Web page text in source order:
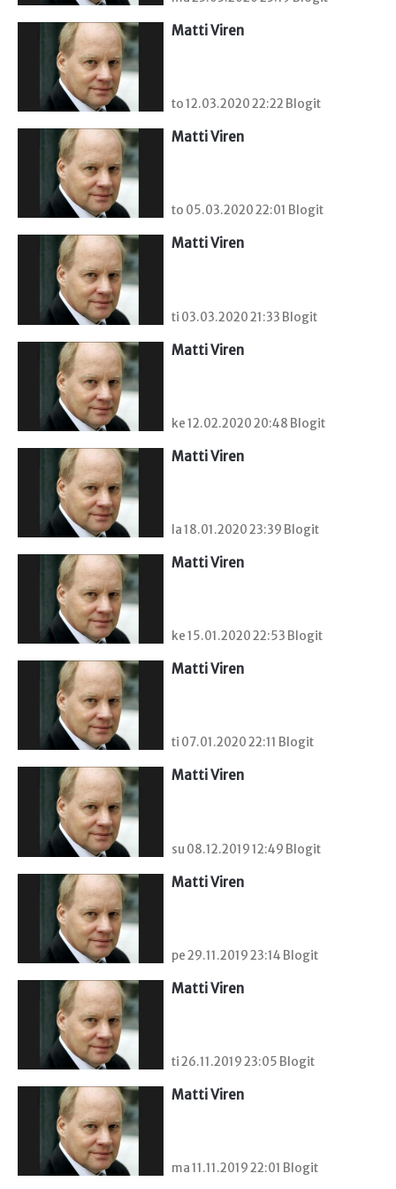
Matti Viren
to 12.03.2020 22:22 Blogit
Matti Viren
to 05.03.2020 22:01 Blogit
Matti Viren
ti 03.03.2020 21:33 Blogit
Matti Viren
ke 12.02.2020 20:48 Blogit
Matti Viren
la 18.01.2020 23:39 Blogit
Matti Viren
ke 15.01.2020 22:53 Blogit
Matti Viren
ti 07.01.2020 22:11 Blogit
Matti Viren
su 08.12.2019 12:49 Blogit
Matti Viren
pe 29.11.2019 23:14 Blogit
Matti Viren
ti 26.11.2019 23:05 Blogit
Matti Viren
ma 11.11.2019 22:01 Blogit